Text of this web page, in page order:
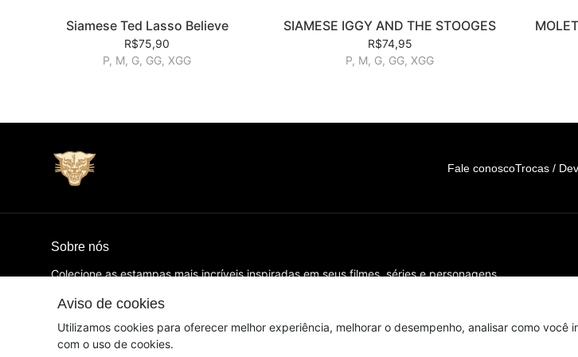
Siamese Ted Lasso Believe
R$75,90
P, M, G, GG, XGG
SIAMESE IGGY AND THE STOOGES
R$74,95
P, M, G, GG, XGG
Aviso de cookies
Utilizamos cookies para oferecer melhor experiência, melhorar o desempenho, analisar como
com o uso de cookies.
Fale conoscoTrocas /
Sobre nós
Colecione as estampas mais incríveis inspiradas em seus filmes, séries e personagens